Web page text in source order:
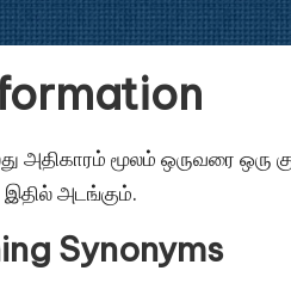
அதிகாரம் மூலம் ஒருவரை ஒரு
அடங்கும்.
Synonyms